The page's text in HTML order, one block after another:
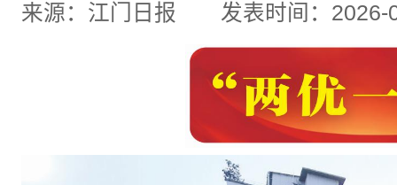
来源：江门日报 发表时间：